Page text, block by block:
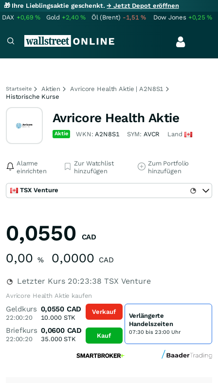
🎁 Ihre Lieblingsaktie geschenkt.→ Jetzt Depot eröffnen
DAX +0,69% Gold +2,40% Öl (Brent) -1,51% Dow Jones +0,25%
Startseite Aktien
Avricore Health Aktie | A2N8S1
Historische Kurse
Avricore Health Aktie
Aktie WKN:A2N8S1 SYM: AVCR Land
Alarme
einrichten
Zur Watchlist
hinzufügen
Zum Portfolio
hinzufügen
TSX Venture
0,0550 CAD
0,00 % 0,0000 CAD
Letzter Kurs 20:23:38 TSX Venture
Avricore Health Aktie kaufen
Geldkurs
22:00:20
0,0550 CAD
10.000STK
Briefkurs
22:00:20
0,0600 CAD
35.000STK
Verkauf
Kauf
Verlängerte
Handelszeiten
07:30 bis 23:00 Uhr